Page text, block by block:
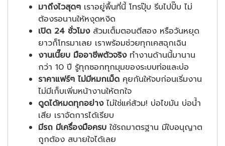
มาถึงไวสุดๆ เราอยู่พื้นที่นี้ โทรปุ๊บ รีบไปปั๊บ ไม่
ต้องรอนานให้หงุดหงิด
เปิด 24 ชั่วโมงส้วมเต็มตอนตีสอง หรือวันหยุด
ยาวก็โทรมาเลย เราพร้อมช่วยทุกเคสฉุกเฉิน
งานเนี๊ยบ มืออาชีพตัวจริงทำงานด้านนี้มานาน
กว่า 10 ปี รู้ทุกซอกทุกมุมของระบบท่อและบ่อ
ราคาแฟร์ๆ ไม่มีหมกเม็ด คุยกันให้จบก่อนเริ่มงาน
ไม่มีเก็บเพิ่มหน้างานให้ตกใจ
ดูดได้หมดทุกอย่างไม่ใช่แค่ส้วม! บ่อไขมัน บ่อน้ำ
เสีย เราจัดการได้เรียบ
มีรถ มีเครื่องมือครบใช้รถมาตรฐาน มีใบอนุญาต
ถูกต้อง สบายใจได้เลย